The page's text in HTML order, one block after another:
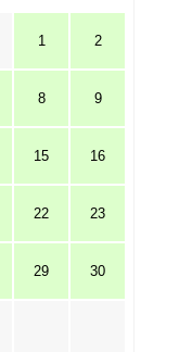
1 2
8 9
15 16
22 23
29 30